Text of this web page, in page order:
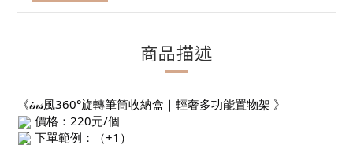
商品描述
《𝒾𝓃𝓈風360°旋轉筆筒收納盒｜輕奢多功能置物架 》
價格：220元/個
下單範例：（+1）